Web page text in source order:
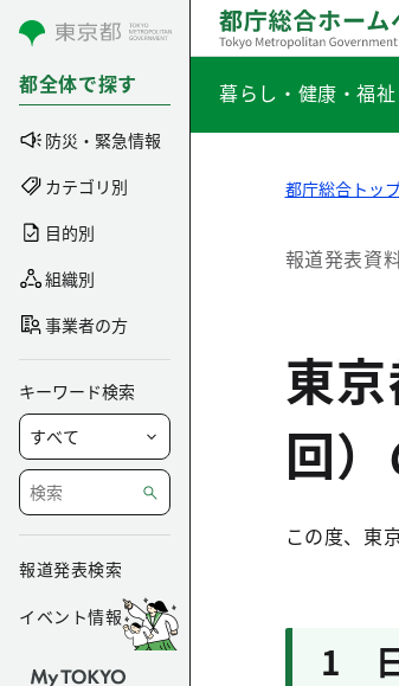
コンテンツにスキップ
都全体で探す
防災・緊急情報
カテゴリ別
目的別
組織別
事業者の方
キーワード検索
報道発表検索
イベント情報
暮らし・健康・福祉
都庁総合トッ
報道発表資
東
回
この度、東
1